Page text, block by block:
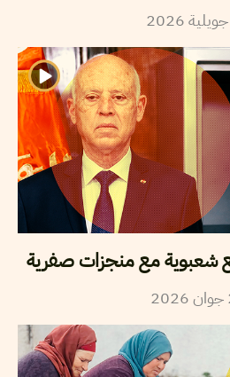
جويلية2026
شعبوية مع منجزات صفرية
جوان2026